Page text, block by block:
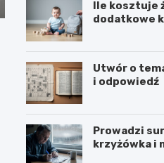
Ile kosztuje
dodatkowe
Utwór o
i odpowiedź
Prowadzi
krzyżówka i